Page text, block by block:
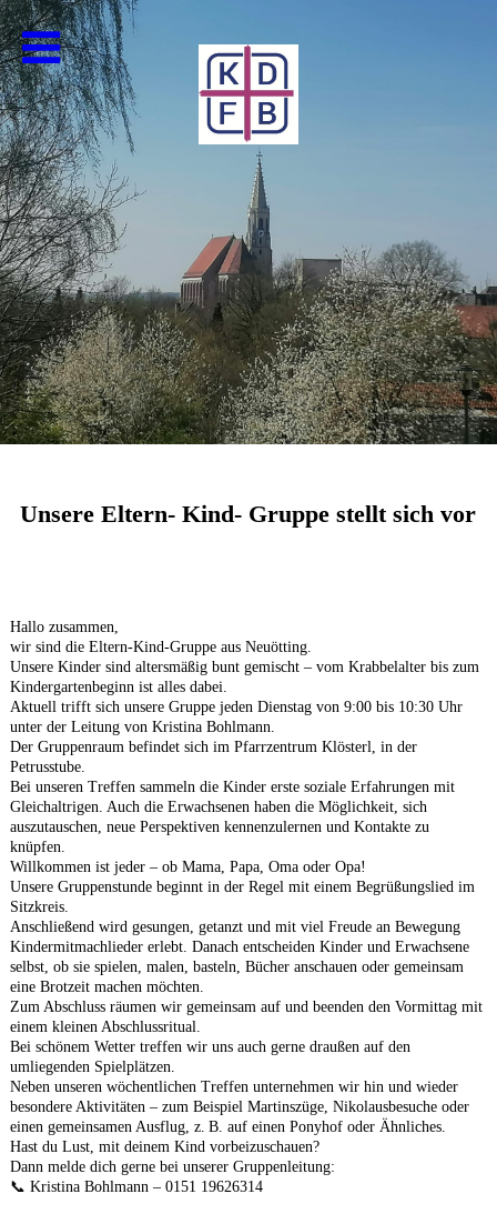
Unsere Eltern- Kind- Gruppe stellt sich vor
Hallo zusammen,
wir sind die Eltern-Kind-Gruppe aus Neuötting.
Unsere Kinder sind altersmäßig bunt gemischt – vom Krabbelalter bis zum
Kindergartenbeginn ist alles dabei.
Aktuell trifft sich unsere Gruppe jeden Dienstag von 9:00 bis 10:30 Uhr
unter der Leitung von Kristina Bohlmann.
Der Gruppenraum befindet sich im Pfarrzentrum Klösterl, in der
Petrusstube.
Bei unseren Treffen sammeln die Kinder erste soziale Erfahrungen mit
Gleichaltrigen. Auch die Erwachsenen haben die Möglichkeit, sich
auszutauschen, neue Perspektiven kennenzulernen und Kontakte zu
knüpfen.
Willkommen ist jeder – ob Mama, Papa, Oma oder Opa!
Unsere Gruppenstunde beginnt in der Regel mit einem Begrüßungslied im
Sitzkreis.
Anschließend wird gesungen, getanzt und mit viel Freude an Bewegung
Kindermitmachlieder erlebt. Danach entscheiden Kinder und Erwachsene
selbst, ob sie spielen, malen, basteln, Bücher anschauen oder gemeinsam
eine Brotzeit machen möchten.
Zum Abschluss räumen wir gemeinsam auf und beenden den Vormittag mit
einem kleinen Abschlussritual.
Bei schönem Wetter treffen wir uns auch gerne draußen auf den
umliegenden Spielplätzen.
Neben unseren wöchentlichen Treffen unternehmen wir hin und wieder
besondere Aktivitäten – zum Beispiel Martinszüge, Nikolausbesuche oder
einen gemeinsamen Ausflug, z. B. auf einen Ponyhof oder Ähnliches.
Hast du Lust, mit deinem Kind vorbeizuschauen?
Dann melde dich gerne bei unserer Gruppenleitung:
📞 Kristina Bohlmann – 0151 19626314